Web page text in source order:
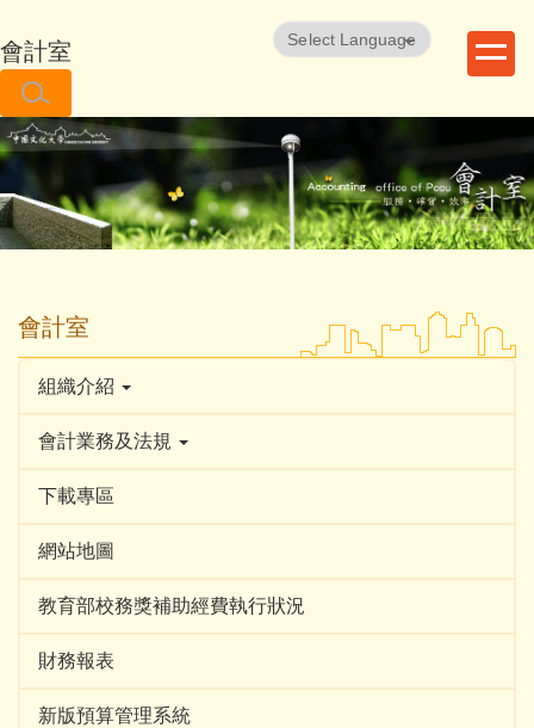
到
主
要
內
容
區
會計室 Translate
會計室
組織介紹
會計業務及法規
下載專區
網站地圖
教育部校務獎補助經費執行狀況
財務報表
新版預算管理系統